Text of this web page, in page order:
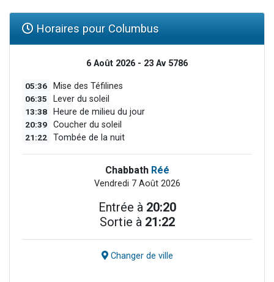
Horaires pour Columbus
6 Août 2026 - 23 Av 5786
05:36 Mise des Téfilines
06:35 Lever du soleil
13:38 Heure de milieu du jour
20:39 Coucher du soleil
21:22 Tombée de la nuit
Chabbath Réé
Vendredi 7 Août 2026
Entrée à 20:20
Sortie à 21:22
Changer de ville